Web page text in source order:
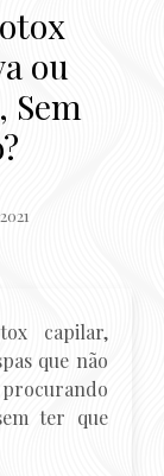
ou
Sem
capilar,
que não
ter que